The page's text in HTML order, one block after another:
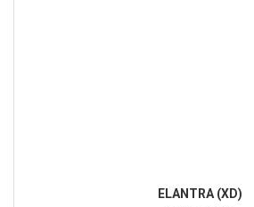
ELANTRA (XD)